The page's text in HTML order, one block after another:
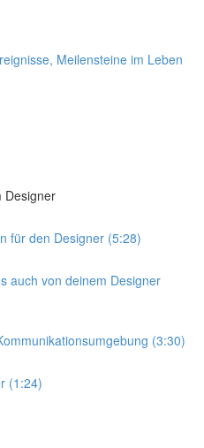
Meilensteine im Leben
Designer
für den Designer (5:28)
auch von deinem Designer
(3:30)
(1:24)